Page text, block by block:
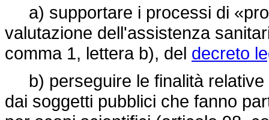
a) supportare i processi di
valutazione dell'assistenza
comma 1, lettera b), del decreto
b) perseguire le finalità relative
dai soggetti pubblici che fanno